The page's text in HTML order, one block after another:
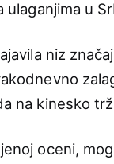
ulaganjima u
niz
na kinesko
oceni,